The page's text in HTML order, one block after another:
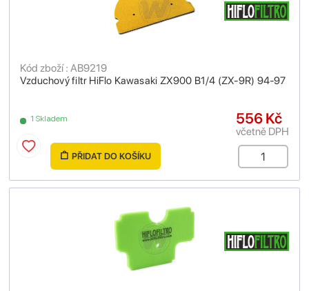
Vzduchový filtr HiFlo Kawasaki ZX900 B1/4 (ZX-9R) 94-97
Kód zboží : AB9219
1 Skladem 556 Kč
včetně DPH
PŘIDAT DO KOŠÍKU